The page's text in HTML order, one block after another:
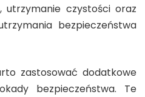
utrzymanie czystości oraz
bezpieczeństwa
zastosować dodatkowe
bezpieczeństwa. Te